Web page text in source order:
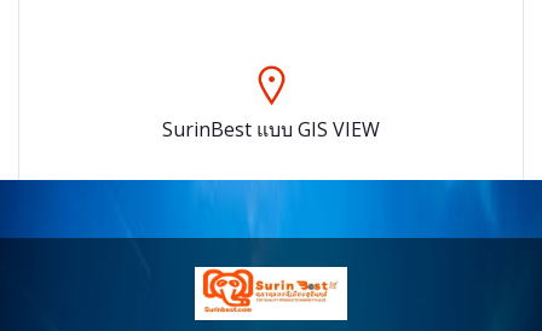
SurinBest แบบ GIS VIEW